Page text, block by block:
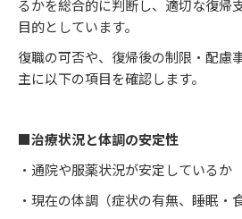
るかを総合的に判断し、適切な復帰
目的としています。
復職の可否や、復帰後の制限・配慮
主に以下の項目を確認します。
■治療状況と体調の安定性
・通院や服薬状況が安定しているか
・現在の体調（症状の有無、睡眠・